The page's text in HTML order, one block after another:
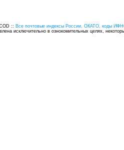
:: Все почтовые индексы России, ОКАТО, коды
исключительно в ознокомительных целях,